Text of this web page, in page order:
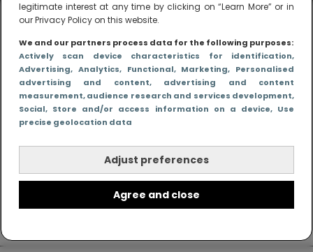
legitimate interest at any time by clicking on “Learn More” or in
our Privacy Policy on this website.
We and our partners process data for the following purposes:
Actively scan device characteristics for identification,
Advertising, Analytics, Functional, Marketing, Personalised
advertising and content, advertising and content
measurement, audience research and services development,
Social, Store and/or access information on a device, Use
precise geolocation data
Adjust preferences
Agree and close